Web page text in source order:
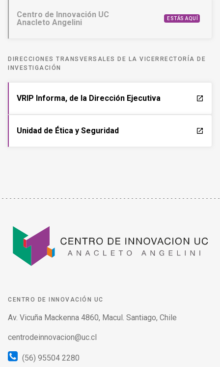
Centro de Innovación UC
Anacleto Angelini
ESTÁS AQUÍ
DIRECCIONES TRANSVERSALES DE LA VICERRECTORÍA DE
INVESTIGACIÓN
VRIP Informa, de la Dirección Ejecutiva launch
Unidad de Ética y Seguridad launch
CENTRO DE INNOVACIÓN UC
Av. Vicuña Mackenna 4860, Macul. Santiago, Chile
centrodeinnovacion@uc.cl
(56) 95504 2280